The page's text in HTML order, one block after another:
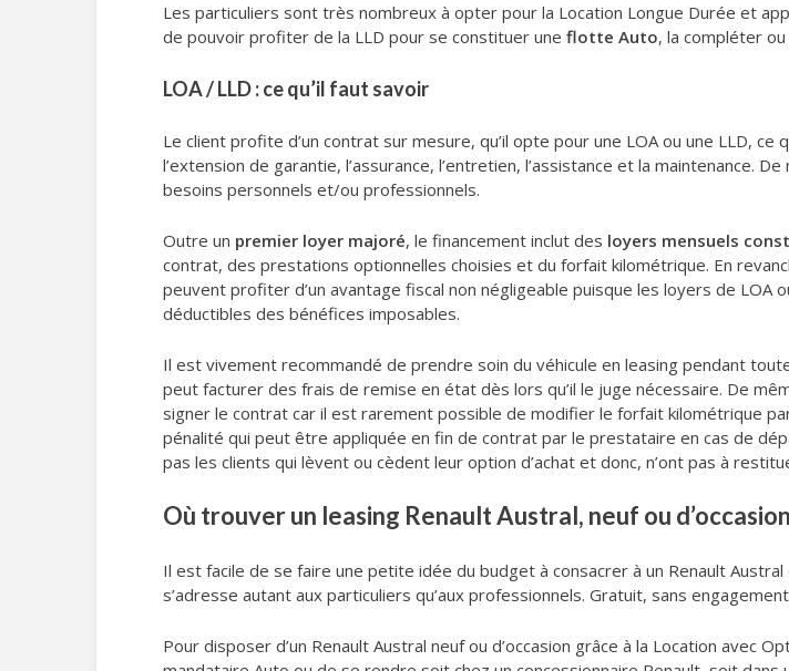
Les particuliers sont très nombreux à opter pour la Location Longue Durée et
de pouvoir profiter de la LLD pour se constituer une flotte Auto, la compléter
LOA / LLD : ce qu’il faut savoir
Le client profite d’un contrat sur mesure, qu’il opte pour une LOA ou une LLD,
l’extension de garantie, l’assurance, l’entretien, l’assistance et la maintenance.
besoins personnels et/ou professionnels.
Outre un premier loyer majoré, le financement inclut des loyers mensuels
contrat, des prestations optionnelles choisies et du forfait kilométrique. En
peuvent profiter d’un avantage fiscal non négligeable puisque les loyers de LOA
déductibles des bénéfices imposables.
Il est vivement recommandé de prendre soin du véhicule en leasing pendant
peut facturer des frais de remise en état dès lors qu’il le juge nécessaire. De
signer le contrat car il est rarement possible de modifier le forfait kilométrique
pénalité qui peut être appliquée en fin de contrat par le prestataire en cas de
pas les clients qui lèvent ou cèdent leur option d’achat et donc, n’ont pas à
Où trouver un leasing Renault Austral, neuf ou
Il est facile de se faire une petite idée du budget à consacrer à un Renault Austral
s’adresse autant aux particuliers qu’aux professionnels. Gratuit, sans
Pour disposer d’un Renault Austral neuf ou d’occasion grâce à la Location avec